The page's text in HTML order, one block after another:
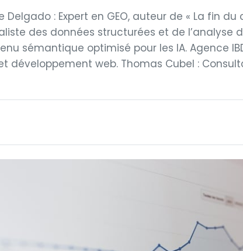
Delgado : Expert en GEO, auteur de « La fin
des données structurées et de l’analyse
sémantique optimisé pour les IA. Agence
développement web. Thomas Cubel :